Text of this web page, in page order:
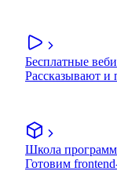
Бесплатные
Рассказывают и
Школа
Готовим